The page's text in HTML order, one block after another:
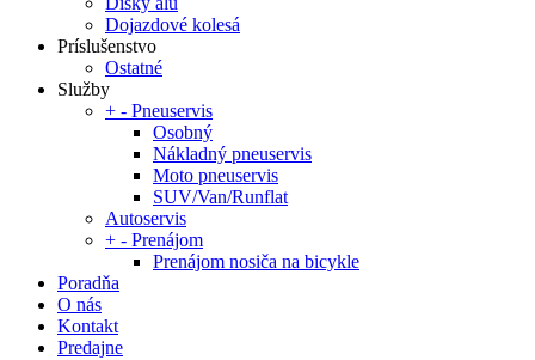
Dojazdové kolesá
Príslušenstvo
Ostatné
Služby
+ - Pneuservis
Osobný
Nákladný pneuservis
Moto pneuservis
SUV/Van/Runflat
Autoservis
+ - Prenájom
Prenájom nosiča na bicykle
Poradňa
O nás
Kontakt
Predajne